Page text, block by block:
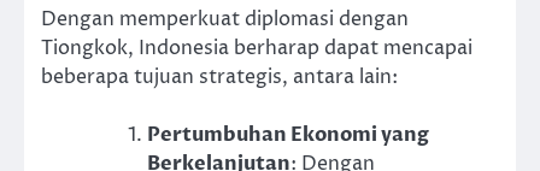
Dengan memperkuat diplomasi dengan
Tiongkok, Indonesia berharap dapat mencapai
beberapa tujuan strategis, antara lain:
Pertumbuhan Ekonomi yang
Berkelanjutan: Dengan